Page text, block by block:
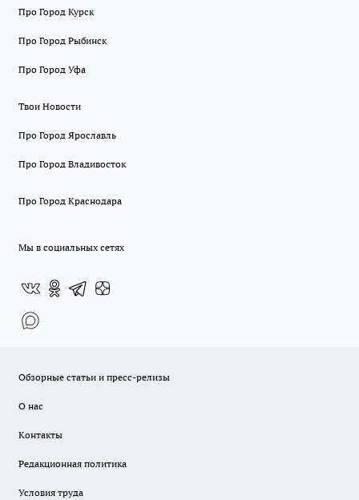
Про Город Курск
Про Город Рыбинск
Про Город Уфа
Твои Новости
Про Город Ярославль
Про Город Владивосток
Про Город Краснодара
Мы в социальных сетях
Обзорные статьи и пресс-релизы
О нас
Контакты
Редакционная политика
Условия труда